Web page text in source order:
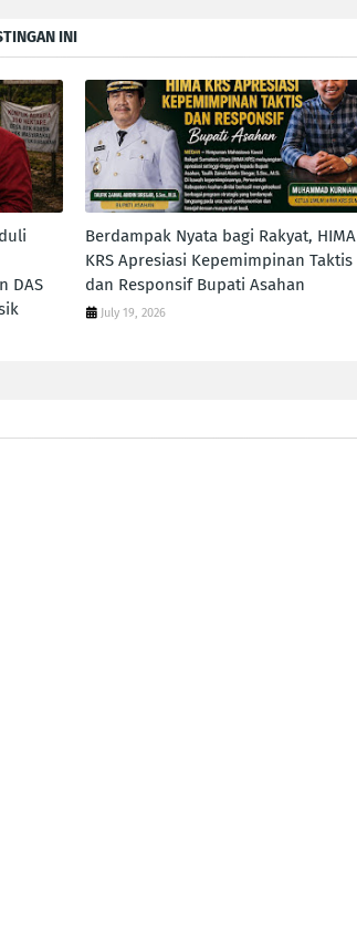
INI
DAS
Berdampak Nyata bagi Rakyat, HIMA
KRS Apresiasi Kepemimpinan Taktis
dan Responsif Bupati Asahan
July 19, 2026